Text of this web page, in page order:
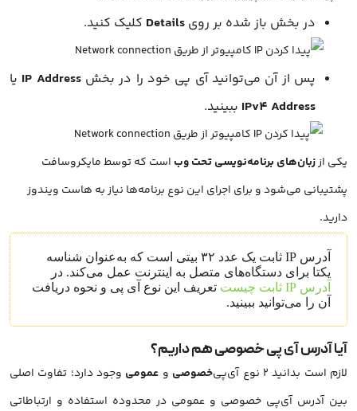
در بخش باز شده بر روی Details کلیک کنید.
پس از آن می‌توانید آی پی خود را در بخشIP Address یا
IPv4 Address ببینید.
یکی اززبان‌های برنامه‌نویسی تحت وب است که توسط مایکروسافت
پشتیبانی می‌شود و برای اجرای این نوع برنامه‌ها نیاز به هاست ویندوز
دارید.
آدرس IP ثابت یک عدد ۳۲ بیتی است که به‌عنوان شناسه
یکتا برای دستگاه‌های متصل به اینترنت عمل می‌کند. در
آدرس IP ثابت چیست
تعریف این نوع آی پی و نحوه دریافت
آن را می‌توانید ببینید.
آیا آدرس آی پی خصوصی هم داریم؟
لازم است بدانید 2 نوع آی‌پی‌ خصوصی و عمومی وجود دارد؛ تفاوت اصلی
بین آدرس آی‌پی خصوصی و عمومی در محدوده استفاده و ارتباطاتی